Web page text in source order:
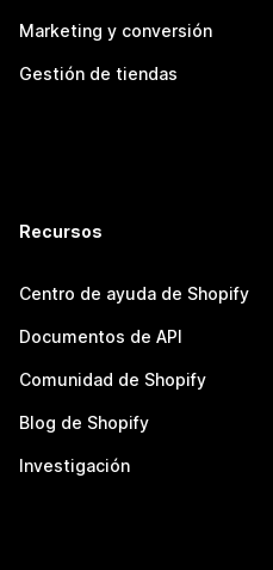
Marketing y conversión
Gestión de tiendas
Recursos
Centro de ayuda de Shopify
Documentos de API
Comunidad de Shopify
Blog de Shopify
Investigación